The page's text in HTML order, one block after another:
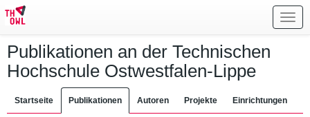
Publikationen an der Technischen
Hochschule Ostwestfalen-Lippe
Startseite Publikationen Autoren Projekte Einrichtungen